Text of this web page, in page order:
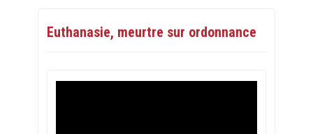
Euthanasie, meurtre sur ordonnance